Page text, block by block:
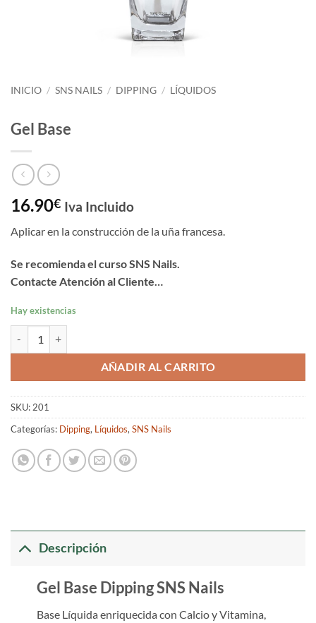
INICIO / SNS NAILS / DIPPING / LÍQUIDOS
Gel Base
16.90€ Iva Incluido
Aplicar en la construcción de la uña francesa.
Se recomienda el curso SNS Nails.
Contacte Atención al Cliente…
Hay existencias
AÑADIR AL CARRITO
SKU: 201
Categorías: Dipping, Líquidos, SNS Nails
Descripción
Gel Base Dipping SNS Nails
Base Líquida enriquecida con Calcio y Vitamina,